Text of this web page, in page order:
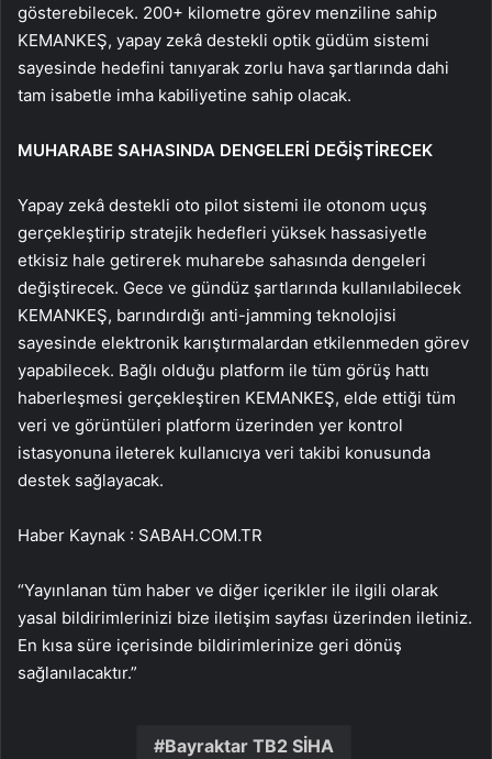
gösterebilecek. 200+ kilometre görev menziline sahip
KEMANKEŞ, yapay zekâ destekli optik güdüm sistemi
sayesinde hedefini tanıyarak zorlu hava şartlarında dahi
tam isabetle imha kabiliyetine sahip olacak.
MUHARABE SAHASINDA DENGELERİ DEĞİŞTİRECEK
Yapay zekâ destekli oto pilot sistemi ile otonom uçuş
gerçekleştirip stratejik hedefleri yüksek hassasiyetle
etkisiz hale getirerek muharebe sahasında dengeleri
değiştirecek. Gece ve gündüz şartlarında kullanılabilecek
KEMANKEŞ, barındırdığı anti-jamming teknolojisi
sayesinde elektronik karıştırmalardan etkilenmeden görev
yapabilecek. Bağlı olduğu platform ile tüm görüş hattı
haberleşmesi gerçekleştiren KEMANKEŞ, elde ettiği tüm
veri ve görüntüleri platform üzerinden yer kontrol
istasyonuna ileterek kullanıcıya veri takibi konusunda
destek sağlayacak.
Haber Kaynak : SABAH.COM.TR
“Yayınlanan tüm haber ve diğer içerikler ile ilgili olarak
yasal bildirimlerinizi bize iletişim sayfası üzerinden iletiniz.
En kısa süre içerisinde bildirimlerinize geri dönüş
sağlanılacaktır.”
Bayraktar TB2 SİHA